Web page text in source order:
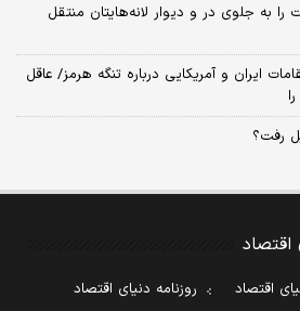
را به جلوی در و دیوار لانه‌هایتان منتقل
ایران و آمریکایی درباره تنگه هرمز/ عاقل
رفت؟
اقتصاد
اقتصاد
روزنامه دنیای اقتصاد